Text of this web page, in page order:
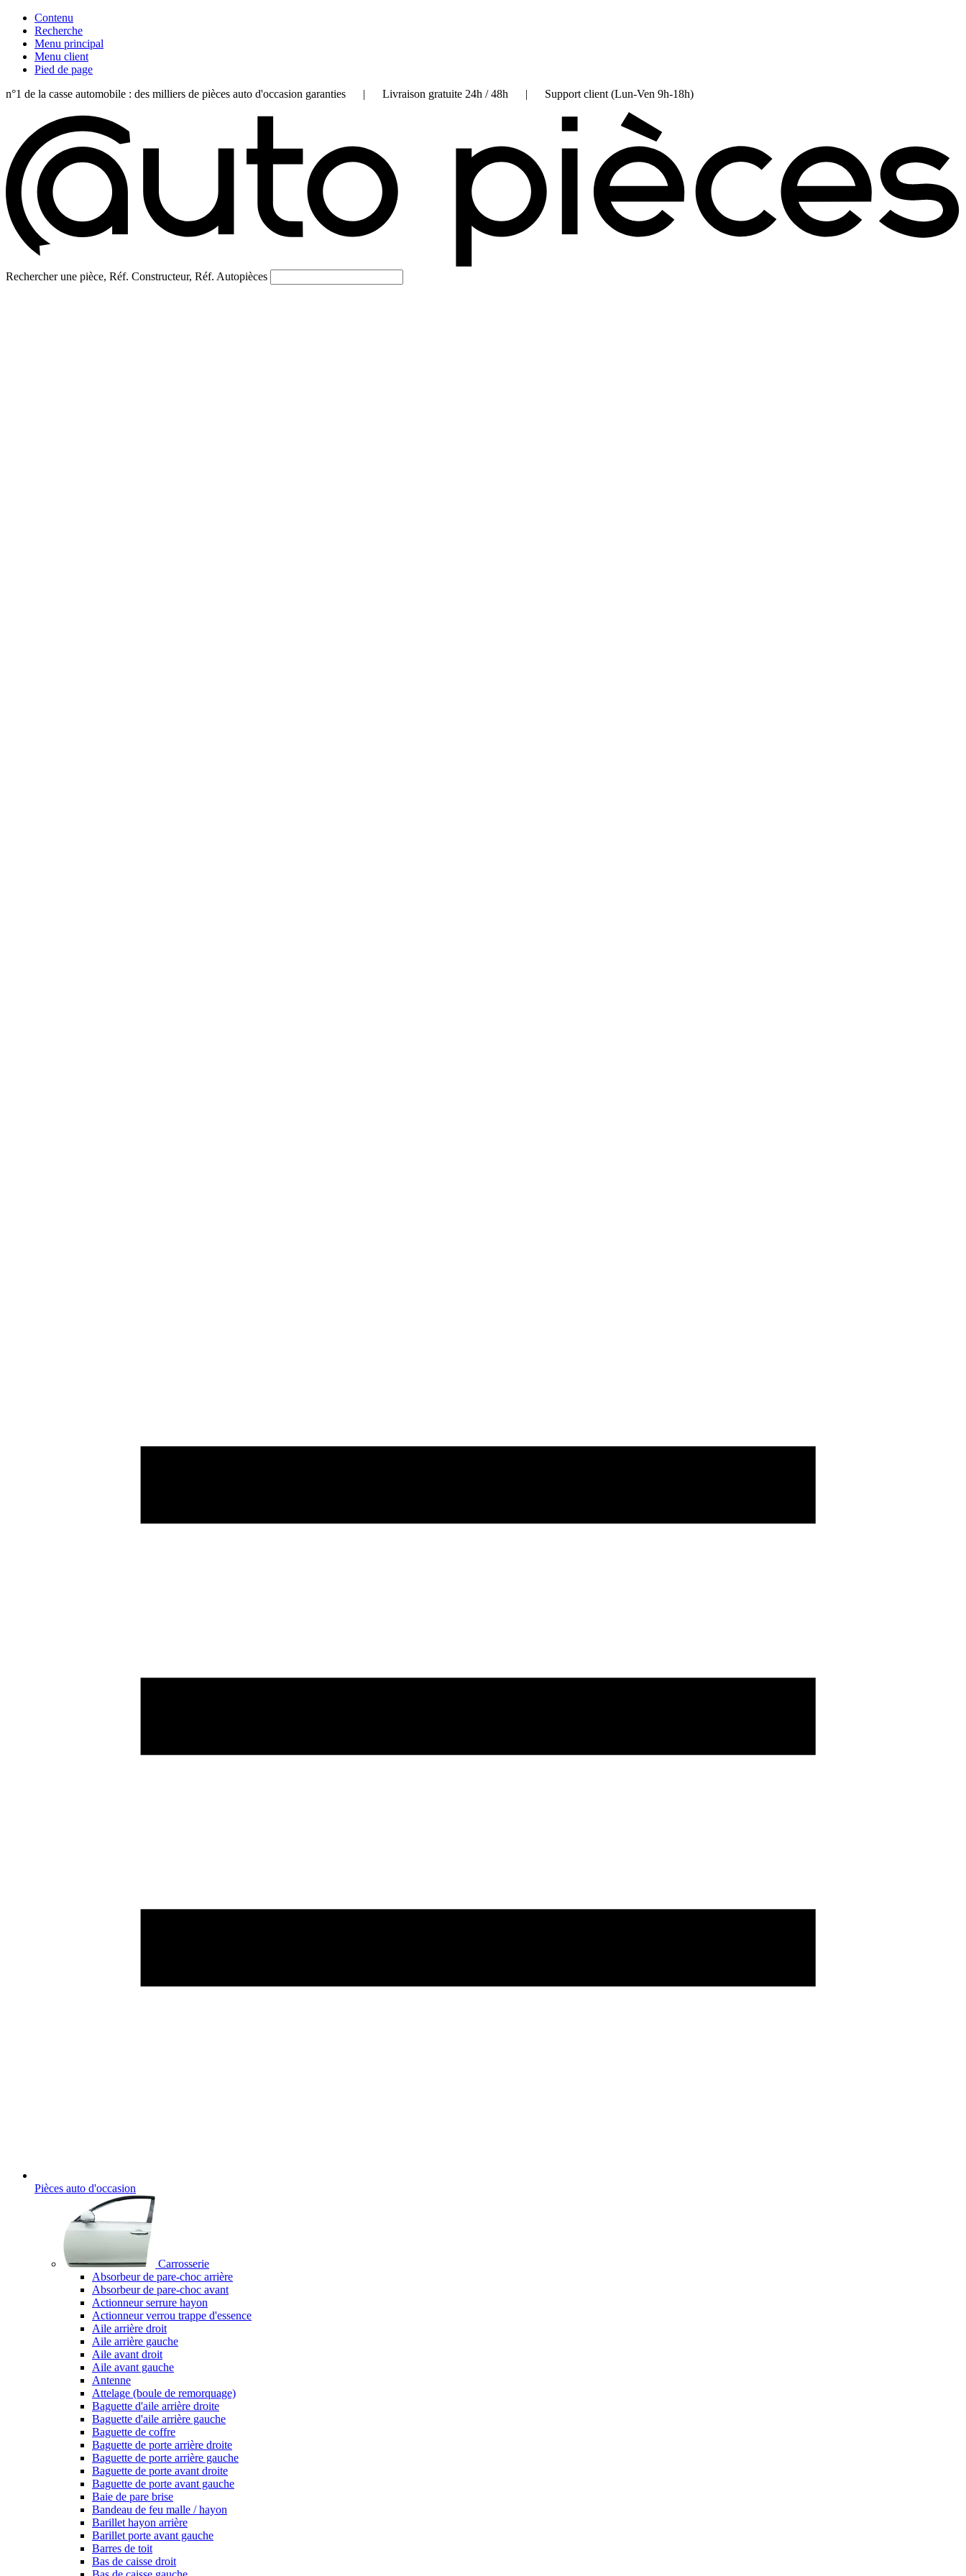
Contenu
Recherche
Menu principal
Menu client
Pied de page
n°1 de la casse automobile : des milliers de pièces auto d'occasion garanties | Livraison gratuite 24h / 48h | Support client (Lun-Ven 9h-18h)
Rechercher une pièce, Réf. Constructeur, Réf. Autopièces
Pièces auto d'occasion
Carrosserie
Absorbeur de pare-choc arrière
Absorbeur de pare-choc avant
Actionneur serrure hayon
Actionneur verrou trappe d'essence
Aile arrière droit
Aile arrière gauche
Aile avant droit
Aile avant gauche
Antenne
Attelage (boule de remorquage)
Baguette d'aile arrière droite
Baguette d'aile arrière gauche
Baguette de coffre
Baguette de porte arrière droite
Baguette de porte arrière gauche
Baguette de porte avant droite
Baguette de porte avant gauche
Baie de pare brise
Bandeau de feu malle / hayon
Barillet hayon arrière
Barillet porte avant gauche
Barres de toit
Bas de caisse droit